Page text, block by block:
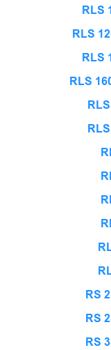
RLS
RLS
RLS
RLS
RS
RS
RS